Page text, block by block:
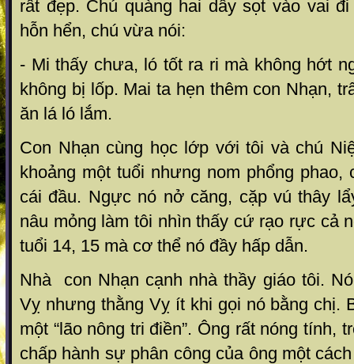
rất đẹp. Chú quàng hai dây sọt vào vai
hỗn hển, chú vừa nói:
- Mi thấy chưa, ló tốt ra ri mà không hớt
không bị lốp. Mai ta hẹn thêm con Nhạn,
ăn lá ló lắm.
Con Nhạn cùng học lớp với tôi và chú
khoảng một tuổi nhưng nom phổng
cái đầu. Ngực nó nở căng, cặp vú thây
nâu mỏng làm tôi nhìn thấy cứ rạo rực cả
tuổi 14, 15 mà cơ thể nó đầy hấp dẫn.
Nhà con Nhạn cạnh nhà thầy giáo tôi.
Vỵ nhưng thằng Vỵ ít khi gọi nó bằng chị.
một “lão nông tri điền”. Ông rất nóng tính,
chấp hành sự phân công của ông một